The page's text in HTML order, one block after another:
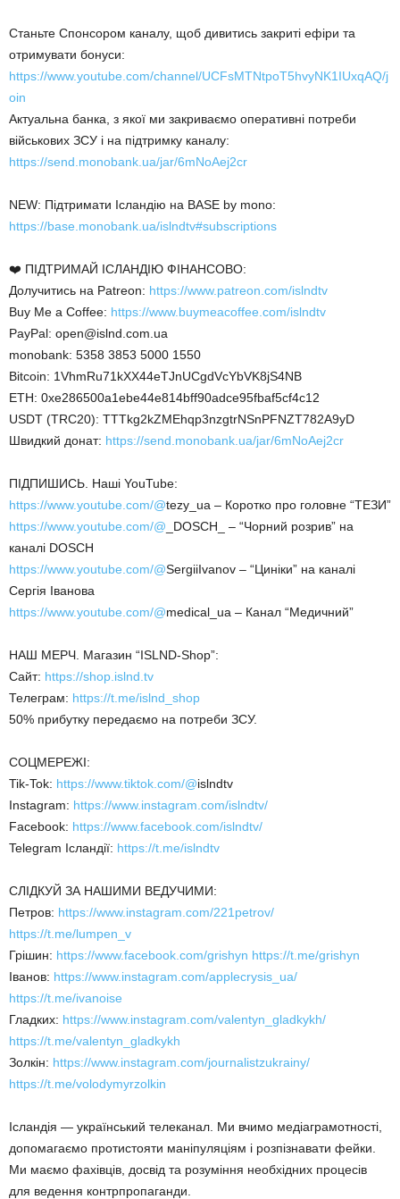
Станьте Спонсором каналу, щоб дивитись закриті ефіри та
отримувати бонуси:
https://www.youtube.com/channel/UCFsMTNtpoT5hvyNK1IUxqAQ/j
oin
Актуальна банка, з якої ми закриваємо оперативні потреби
військових ЗСУ і на підтримку каналу:
https://send.monobank.ua/jar/6mNoAej2cr
NEW: Підтримати Ісландію на BASE by mono:
https://base.monobank.ua/islndtv#subscriptions
❤️ ПІДТРИМАЙ ІСЛАНДІЮ ФІНАНСОВО:
Долучитись на Patreon: https://www.patreon.com/islndtv
Buy Me a Coffee: https://www.buymeacoffee.com/islndtv
PayPal: open@islnd.com.ua
monobank: 5358 3853 5000 1550
Bitcoin: 1VhmRu71kXX44eTJnUCgdVcYbVK8jS4NB
ETH: 0xe286500a1ebe44e814bff90adce95fbaf5cf4c12
USDT (TRC20): TTTkg2kZMEhqp3nzgtrNSnPFNZT782A9yD
Швидкий донат: https://send.monobank.ua/jar/6mNoAej2cr
ПІДПИШИСЬ. Наші YouTube:
https://www.youtube.com/@tezy_ua – Коротко про головне “ТЕЗИ”
https://www.youtube.com/@ _DOSCH_ – “Чорний розрив” на
каналі DOSCH
https://www.youtube.com/@SergiiIvanov – “Циніки” на каналі
Сергія Іванова
https://www.youtube.com/@medical_ua – Канал “Медичний”
НАШ МЕРЧ. Магазин “ISLND-Shop”:
Сайт: https://shop.islnd.tv
Телеграм: https://t.me/islnd_shop
50% прибутку передаємо на потреби ЗСУ.
СОЦМЕРЕЖІ:
Tik-Tok: https://www.tiktok.com/@islndtv
Instagram: https://www.instagram.com/islndtv/
Facebook: https://www.facebook.com/islndtv/
Telegram Ісландії: https://t.me/islndtv
СЛІДКУЙ ЗА НАШИМИ ВЕДУЧИМИ:
Петров: https://www.instagram.com/221petrov/
https://t.me/lumpen_v
Грішин: https://www.facebook.com/grishyn https://t.me/grishyn
Іванов: https://www.instagram.com/applecrysis_ua/
https://t.me/ivanoise
Гладких: https://www.instagram.com/valentyn_gladkykh/
https://t.me/valentyn_gladkykh
Золкін: https://www.instagram.com/journalistzukrainy/
https://t.me/volodymyrzolkin
Ісландія — український телеканал. Ми вчимо медіаграмотності,
допомагаємо протистояти маніпуляціям і розпізнавати фейки.
Ми маємо фахівців, досвід та розуміння необхідних процесів
для ведення контрпропаганди.